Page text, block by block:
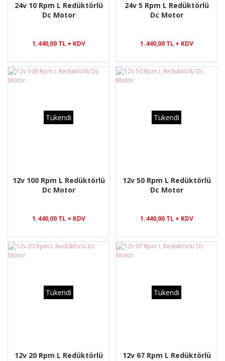
24v 10 Rpm L Redüktörlü
Dc Motor
1.440,00 TL + KDV
24v 5 Rpm L Redüktörlü
Dc Motor
1.440,00 TL + KDV
Tükendi
12v 100 Rpm L Redüktörlü
Dc Motor
1.440,00 TL + KDV
Tükendi
12v 50 Rpm L Redüktörlü
Dc Motor
1.440,00 TL + KDV
Tükendi
12v 20 Rpm L Redüktörlü
Tükendi
12v 67 Rpm L Redüktörlü